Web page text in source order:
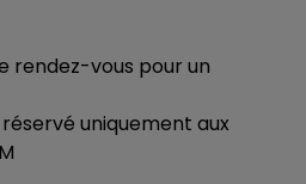
rendez-vous pour un
uniquement aux